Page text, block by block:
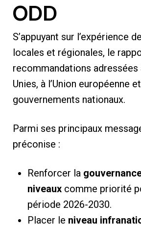
ODD
S’appuyant sur l’expérience
locales et régionales, le
recommandations adressées
Unies, à l’Union européenne
gouvernements nationaux.
Parmi ses principaux
préconise :
Renforcer la
niveauxcomme priorité
période 2026-2030.
Placer le niveau